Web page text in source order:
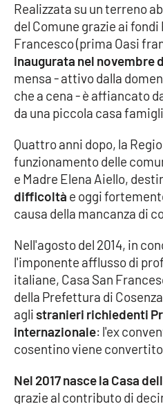
Good Morning Vietnam
Parchi Marini Calabria
Leggendo Alvaro insieme
Le perfidie di Antonella
Venti di comunicazione
STREAMING
LaC TV
LaC Network
LaC OnAir
Realizzata su un terreno
del Comune grazie ai fondi
Francesco (prima Oasi
inaugurata nel novembre
mensa - attivo dalla
che a cena - è affiancato
da una piccola casa
Quattro anni dopo, la
funzionamento delle
e Madre Elena Aiello,
difficoltà e oggi
causa della mancanza di
Nell'agosto del 2014, in
l'imponente afflusso di
italiane, Casa San
della Prefettura di
aglistranieri richiedenti
internazionale: l'ex
cosentino viene
Nel 2017 nasce la Casa
grazie al contributo di